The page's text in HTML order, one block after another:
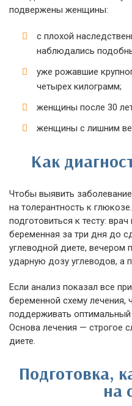
подвержены женщины:
с плохой
наблюдались
уже рожавшие
четырех килограмм;
женщины после 30
женщины с лишним
Как
Чтобы выявить
на толерантность к
подготовиться к тесту:
беременная за три дня до
углеводной диете, вечером
ударную дозу углеводов, а
Если анализ показал все
беременной схему лечения,
поддерживать оптимальный
Основа лечения — строгое
диете.
Подготовка,
на